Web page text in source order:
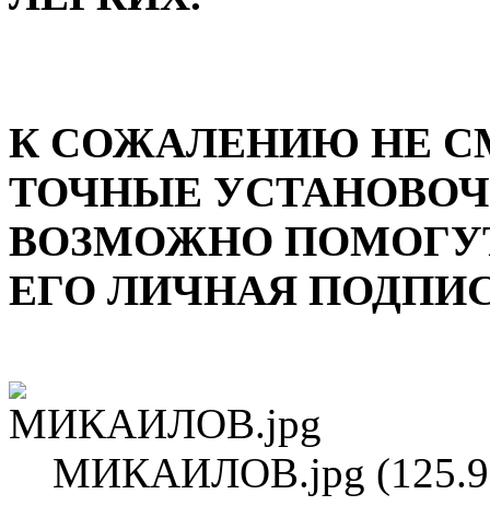
К СОЖАЛЕНИЮ НЕ
ТОЧНЫЕ
ВОЗМОЖНО
ЕГО ЛИЧНАЯ
МИКАИЛОВ.jpg